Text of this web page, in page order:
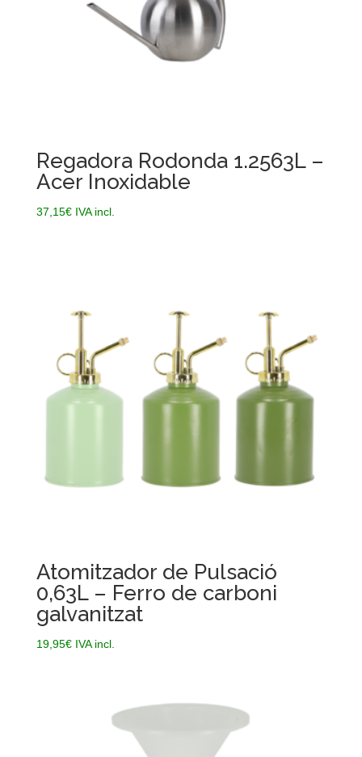
Regadora Rodonda 1.2563L –
Acer Inoxidable
37,15€ IVA incl.
Atomitzador de Pulsació
0,63L – Ferro de carboni
galvanitzat
19,95€ IVA incl.